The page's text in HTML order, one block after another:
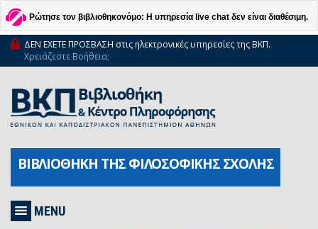
Ρώτησε τον βιβλιοθηκονόμο: Η υπηρεσία live chat δεν είναι διαθέσιμη.
ΔΕΝ ΕΧΕΤΕ ΠΡΟΣΒΑΣΗ στις ηλεκτρονικές υπηρεσίες της ΒΚΠ.
Χρειάζεστε Βοήθεια;
ΒΙΒΛΙΟΘΗΚΗ ΤΗΣ ΦΙΛΟΣΟΦΙΚΗΣ ΣΧΟΛΗΣ
MENU